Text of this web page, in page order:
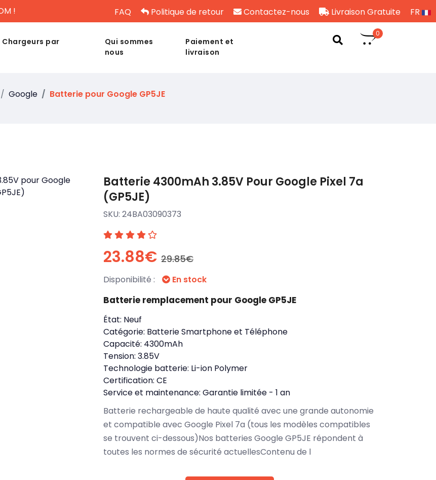
! FAQ Politique de retour Contactez-nous Livraison Gratuite FR
par
Qui sommes
nous
Paiement et
livraison
0
Google Batterie pour Google GP5JE
Batterie 4300mAh 3.85V Pour Google Pixel 7a
(GP5JE)
SKU: 24BA03090373
23.88€ 29.85€
Disponibilité : En stock
Batterie remplacement pour Google GP5JE
État: Neuf
Catégorie: Batterie Smartphone et Téléphone
Capacité: 4300mAh
Tension: 3.85V
Technologie batterie: Li-ion Polymer
Certification: CE
Service et maintenance: Garantie limitée - 1 an
Batterie rechargeable de haute qualité avec une grande autonomie
et compatible avec Google Pixel 7a (tous les modèles compatibles
se trouvent ci-dessous)Nos batteries Google GP5JE répondent à
toutes les normes de sécurité actuellesContenu de l